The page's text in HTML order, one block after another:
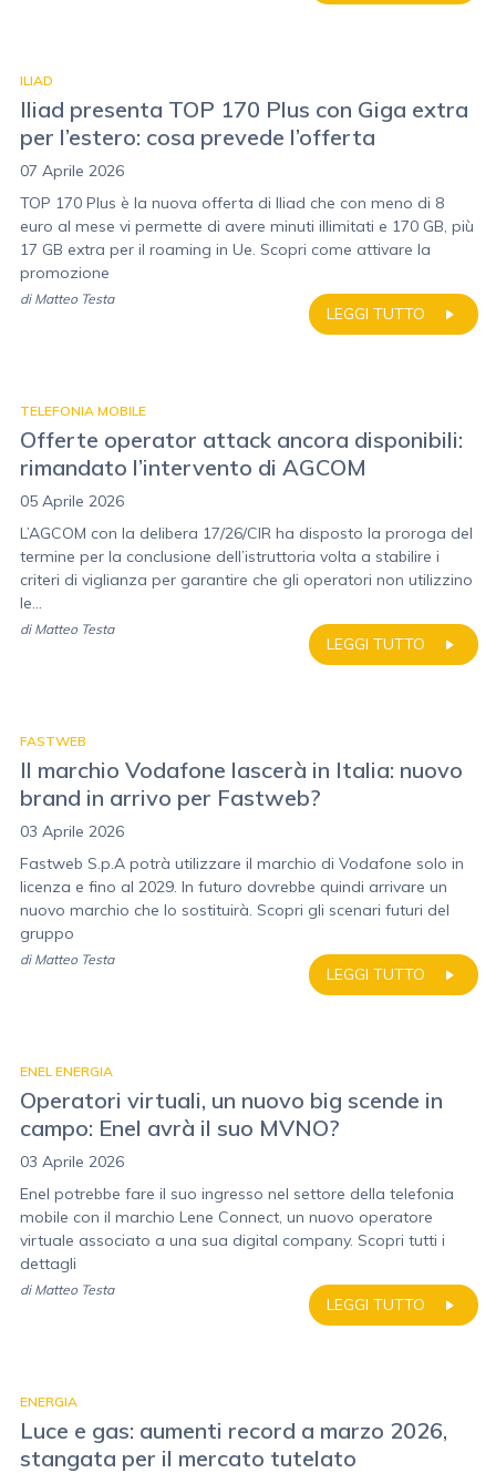
ILIAD
Iliad presenta TOP 170 Plus con Giga extra
per l’estero: cosa prevede l’offerta
07 Aprile 2026
TOP 170 Plus è la nuova offerta di Iliad che con meno di 8
euro al mese vi permette di avere minuti illimitati e 170 GB, più
17 GB extra per il roaming in Ue. Scopri come attivare la
promozione
LEGGI TUTTO
di Matteo Testa
TELEFONIA MOBILE
Offerte operator attack ancora disponibili:
rimandato l’intervento di AGCOM
05 Aprile 2026
L’AGCOM con la delibera 17/26/CIR ha disposto la proroga del
termine per la conclusione dell’istruttoria volta a stabilire i
criteri di viglianza per garantire che gli operatori non utilizzino
le...
LEGGI TUTTO
di Matteo Testa
FASTWEB
Il marchio Vodafone lascerà in Italia: nuovo
brand in arrivo per Fastweb?
03 Aprile 2026
Fastweb S.p.A potrà utilizzare il marchio di Vodafone solo in
licenza e fino al 2029. In futuro dovrebbe quindi arrivare un
nuovo marchio che lo sostituirà. Scopri gli scenari futuri del
gruppo
LEGGI TUTTO
di Matteo Testa
ENEL ENERGIA
Operatori virtuali, un nuovo big scende in
campo: Enel avrà il suo MVNO?
03 Aprile 2026
Enel potrebbe fare il suo ingresso nel settore della telefonia
mobile con il marchio Lene Connect, un nuovo operatore
virtuale associato a una sua digital company. Scopri tutti i
dettagli
LEGGI TUTTO
di Matteo Testa
ENERGIA
Luce e gas: aumenti record a marzo 2026,
stangata per il mercato tutelato